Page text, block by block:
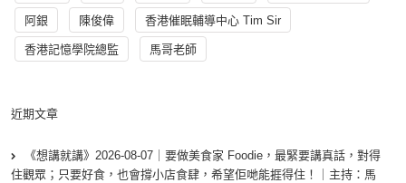
阿銀 陳俊偉 香港催眠輔導中心 Tim Sir
香港記憶學院總監 馬哥老師
近期文章
《想講就講》2026-08-07｜要做美食家 Foodie，最緊要講真話，對得
住觀眾；只要好食，也會撐小店食肆，希望佢哋能捱得住！｜主持：馬